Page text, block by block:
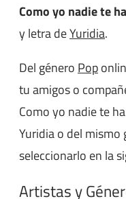
Como yo nadie te
y letra deYuridia.
Del género Pop
tu amigos o
Como yo nadie te
Yuridia o del mismo
seleccionarlo en la
Artistas y